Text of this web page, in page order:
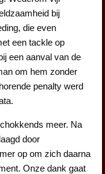
bij
die even
een tackle op
een aanval van de
om hem zonder
penalty werd
meer. Na
door
op om zich daarna
Onze dank gaat